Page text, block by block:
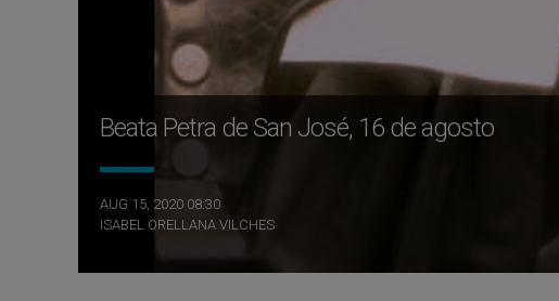
Beata Petra de San José, 16 de agosto
AUG 15, 2020 08:30
ISABEL ORELLANA VILCHES